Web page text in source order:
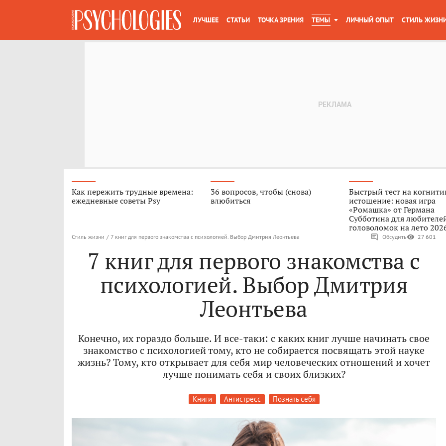
ЛУЧШЕЕ СТАТЬИ ТОЧКА ЗРЕНИЯ ТЕМЫ ЛИЧНЫЙ ОПЫТ СТИЛЬ
Как пережить трудные времена:
ежедневные советы Psy
36 вопросов, чтобы (снова)
влюбиться
Быстрый тест на
истощение: новая игра
«Ромашка» от Германа
Субботина для
головоломок на лето
Стиль жизни / 7 книг для первого знакомства с психологией. Выбор Дмитрия Леонтьева Обсудить 27 601
7 книг для первого знакомства с
психологией. Выбор Дмитрия
Леонтьева
Конечно, их гораздо больше. И все-таки: с каких книг лучше начинать свое
знакомство с психологией тому, кто не собирается посвящать этой науке
жизнь? Тому, кто открывает для себя мир человеческих отношений и хочет
лучше понимать себя и своих близких?
Книги Антистресс Познать себя